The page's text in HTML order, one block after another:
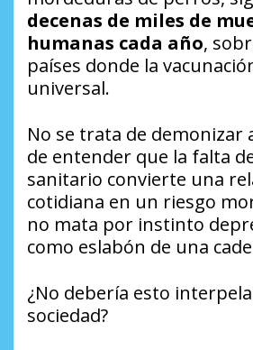
decenas de miles de
humanas cada año,
países donde la
universal.
No se trata de demonizar
de entender que la falta
sanitario convierte una
cotidiana en un riesgo
no mata por instinto
como eslabón de una
¿No debería esto
sociedad?